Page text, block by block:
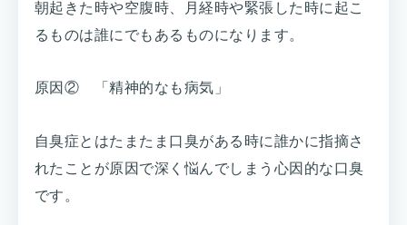
朝起きた時や空腹時、月経時や緊張した時に起こ
るものは誰にでもあるものになります。
原因② 「精神的なも病気」
自臭症とはたまたま口臭がある時に誰かに指摘さ
れたことが原因で深く悩んでしまう心因的な口臭
です。